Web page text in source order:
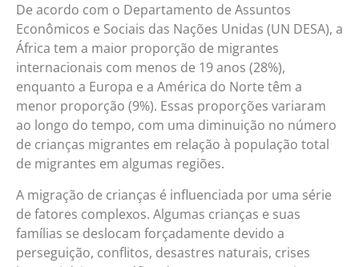
De acordo com o Departamento de Assuntos
Econômicos e Sociais das Nações Unidas (UN DESA), a
África tem a maior proporção de migrantes
internacionais com menos de 19 anos (28%),
enquanto a Europa e a América do Norte têm a
menor proporção (9%). Essas proporções variaram
ao longo do tempo, com uma diminuição no número
de crianças migrantes em relação à população total
de migrantes em algumas regiões.
A migração de crianças é influenciada por uma série
de fatores complexos. Algumas crianças e suas
famílias se deslocam forçadamente devido a
perseguição, conflitos, desastres naturais, crises